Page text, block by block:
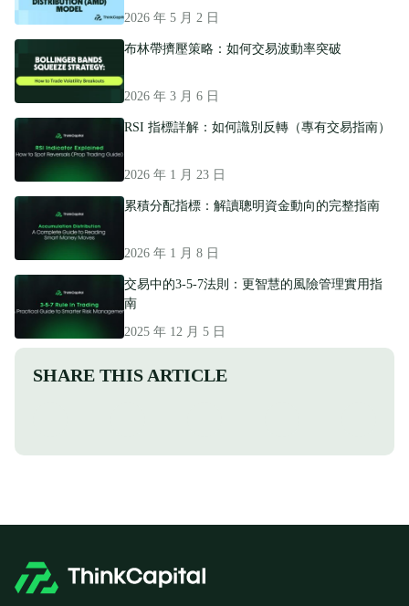
2026 年 5 月 2 日
布林帶擠壓策略：如何交易波動率突破
2026 年 3 月 6 日
RSI 指標詳解：如何識別反轉（專有交易指南）
2026 年 1 月 23 日
累積分配指標：解讀聰明資金動向的完整指南
2026 年 1 月 8 日
交易中的3-5-7法則：更智慧的風險管理實用指
南
2025 年 12 月 5 日
SHARE THIS ARTICLE